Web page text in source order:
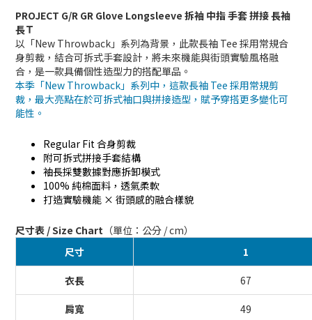
PROJECT G/R GR Glove Longsleeve 拆袖 中指 手套 拼接 長袖
長Ｔ
以「New Throwback」系列為背景，此款長袖 Tee 採用常規合
身剪裁，結合可拆式手套設計，將未來機能與街頭實驗風格融
合，是一款具備個性造型力的搭配單品。
本季「New Throwback」系列中，這款長袖 Tee 採用常規剪
裁，最大亮點在於可拆式袖口與拼接造型，賦予穿搭更多變化可
能性。
Regular Fit 合身剪裁
附可拆式拼接手套結構
袖長採雙數據對應拆卸模式
100% 純棉面料，透氣柔軟
打造實驗機能 × 街頭感的融合樣貌
尺寸表 / Size Chart （單位：公分 / cm）
尺寸
1
衣長 67
肩寬 49